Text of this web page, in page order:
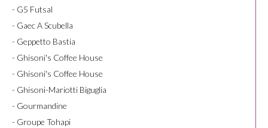
- G5 Futsal
- Gaec A Scubella
- Geppetto Bastia
- Ghisoni's Coffee House
- Ghisoni's Coffee House
- Ghisoni-Mariotti Biguglia
- Gourmandine
- Groupe Tohapi